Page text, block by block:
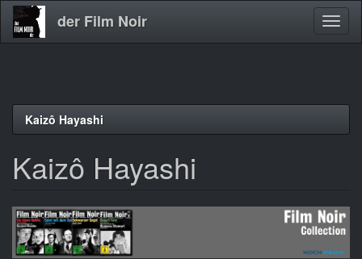
Direkt
der Film Noir
Kaizô Hayashi
Kaizô Hayashi